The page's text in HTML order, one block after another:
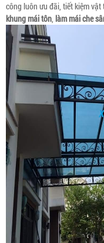
công luôn ưu đãi, tiết kiệm
khung mái tôn, làm mái che